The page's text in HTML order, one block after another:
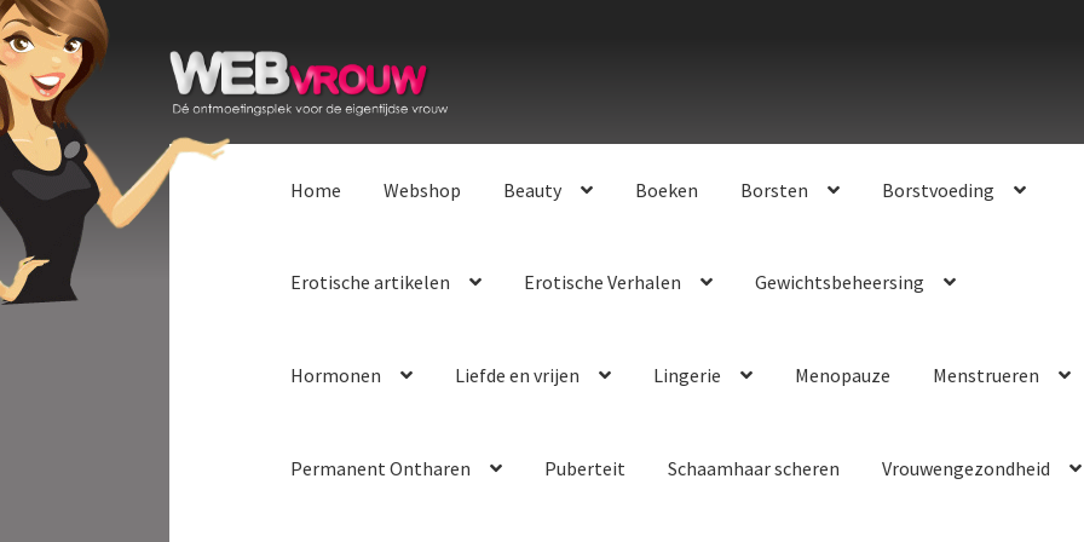
Ga
door
navigatie
Ga
naar
inhoud
Home Webshop Beauty Boeken Borsten Borstvoeding
Erotische artikelen Erotische Verhalen Gewichtsbeheersing
Hormonen Liefde en vrijen Lingerie Menopauze Menstrueren
Permanent Ontharen Puberteit Schaamhaar scheren Vrouwengezondheid